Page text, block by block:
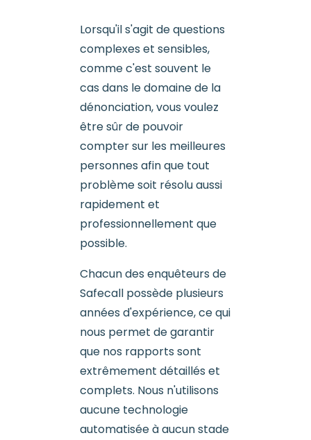
Lorsqu'il s'agit de questions
complexes et sensibles,
comme c'est souvent le
cas dans le domaine de la
dénonciation, vous voulez
être sûr de pouvoir
compter sur les meilleures
personnes afin que tout
problème soit résolu aussi
rapidement et
professionnellement que
possible.
Chacun des enquêteurs de
Safecall possède plusieurs
années d'expérience, ce qui
nous permet de garantir
que nos rapports sont
extrêmement détaillés et
complets. Nous n'utilisons
aucune technologie
automatisée à aucun stade